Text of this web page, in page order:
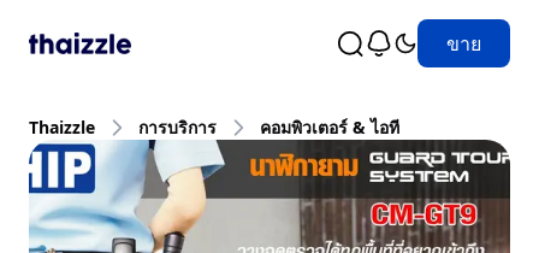
ขาย
Thaizzle การบริการ คอมพิวเตอร์ & ไอที